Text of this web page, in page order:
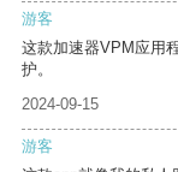
游客
这款加速器VPM应用
护。
2024-09-15
游客